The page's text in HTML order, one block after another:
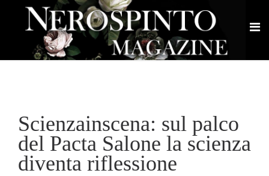
Scienzainscena: sul palco
del Pacta Salone la scienza
diventa riflessione